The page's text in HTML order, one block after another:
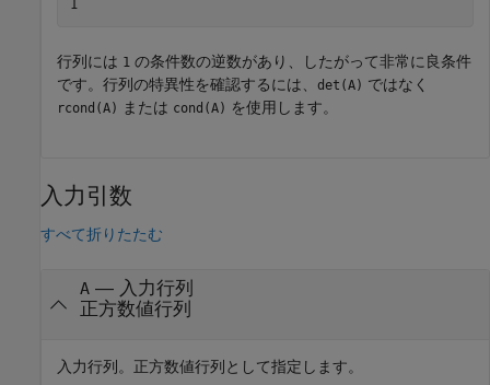
1
行列には 1 の条件数の逆数があり、したがって非常に良条件
です。行列の特異性を確認するには、 det(A) ではなく
rcond(A) または cond(A) を使用します。
入力引数
すべて折りたたむ
A— 入力行列
正方数値行列
入力行列。正方数値行列として指定します。